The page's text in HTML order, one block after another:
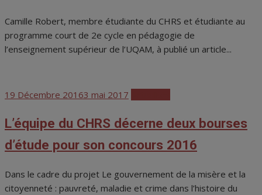
Camille Robert, membre étudiante du CHRS et étudiante au
programme court de 2e cycle en pédagogie de
l’enseignement supérieur de l’UQAM, à publié un article...
Posted
19 Décembre 20163 mai 2017
L’équipe du CHRS décerne deux bourses
d’étude pour son concours 2016
Dans le cadre du projet Le gouvernement de la misère et la
citoyenneté : pauvreté, maladie et crime dans l’histoire du